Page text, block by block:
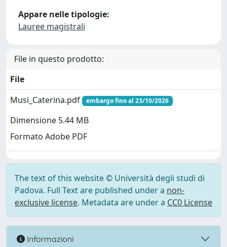
Appare nelle tipologie:
Lauree magistrali
File in questo prodotto:
File
Musi_Caterina.pdf
embargo fino al 23/10/2026
Dimensione 5.44 MB
Formato Adobe PDF
The text of this website © Università degli studi di
Padova. Full Text are published under a non-
exclusive license. Metadata are under a CC0 License
Informazioni